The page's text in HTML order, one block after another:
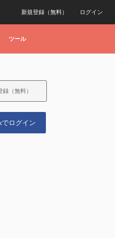
ログイン
新規登録（無料）
ツール
（無料）
ログイン